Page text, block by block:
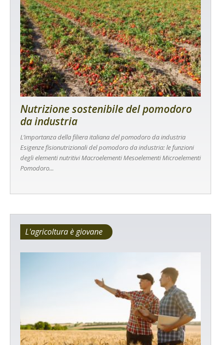
Nutrizione sostenibile del pomodoro
da industria
L’importanza della filiera italiana del pomodoro da industria
Esigenze fisionutrizionali del pomodoro da industria: le funzioni
degli elementi nutritivi Macroelementi Mesoelementi Microelementi
Pomodoro...
L'agricoltura è giovane